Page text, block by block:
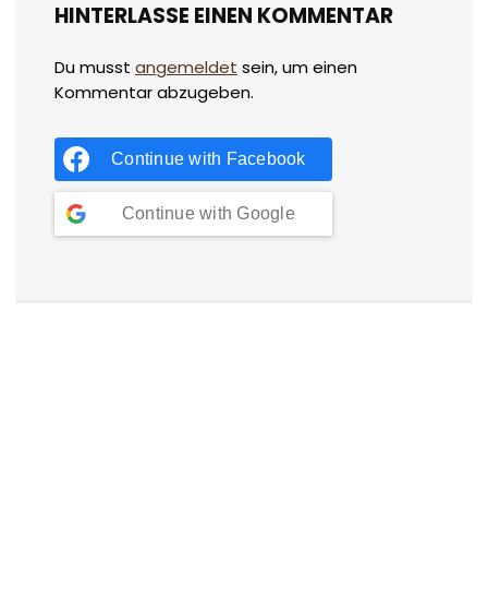
HINTERLASSE EINEN KOMMENTAR
Du musst angemeldet sein, um einen
Kommentar abzugeben.
Continue with Facebook
Continue with Google